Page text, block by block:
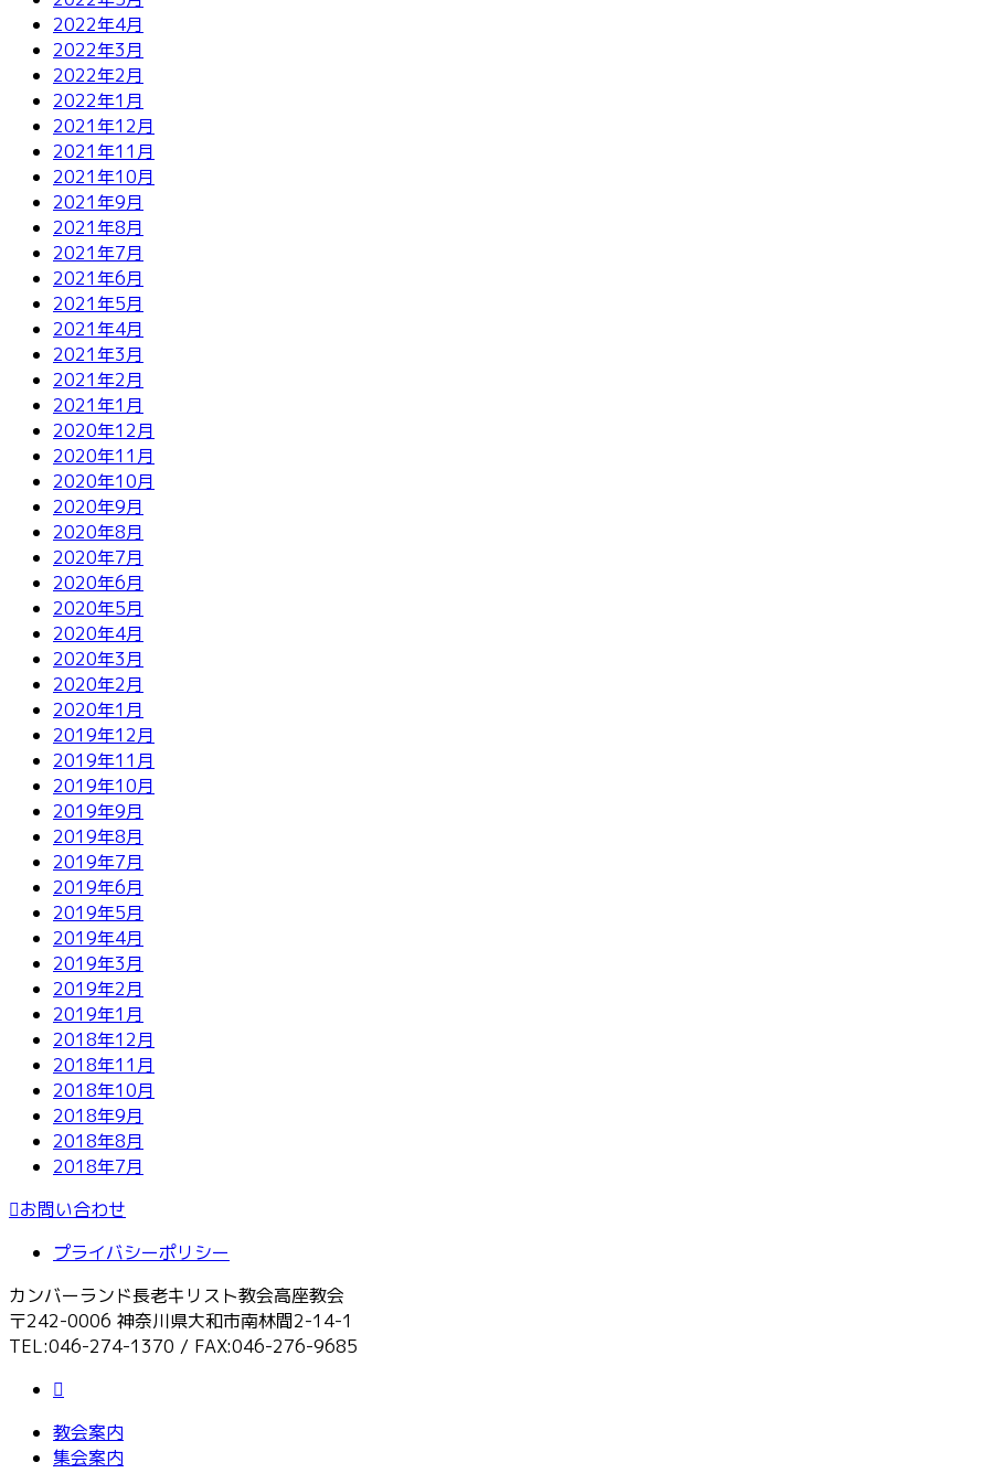
2022年4月
2022年3月
2022年2月
2022年1月
2021年12月
2021年11月
2021年10月
2021年9月
2021年8月
2021年7月
2021年6月
2021年5月
2021年4月
2021年3月
2021年2月
2021年1月
2020年12月
2020年11月
2020年10月
2020年9月
2020年8月
2020年7月
2020年6月
2020年5月
2020年4月
2020年3月
2020年2月
2020年1月
2019年12月
2019年11月
2019年10月
2019年9月
2019年8月
2019年7月
2019年6月
2019年5月
2019年4月
2019年3月
2019年2月
2019年1月
2018年12月
2018年11月
2018年10月
2018年9月
2018年8月
2018年7月
お問い合わせ
プライバシーポリシー
カンバーランド長老キリスト教会高座教会
〒242-0006 神奈川県大和市南林間2-14-1
TEL:046-274-1370 / FAX:046-276-9685
教会案内
集会案内